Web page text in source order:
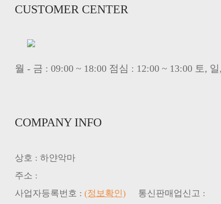
CUSTOMER CENTER
월 - 금 : 09:00 ~ 18:00 점심 : 12:00 ~ 13:00 토,
COMPANY INFO
상호 : 하얀악마
주소 :
사업자등록번호 : (정보확인) 통신판매업신고 :